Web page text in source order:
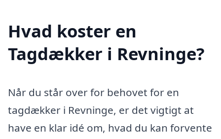
Hvad koster en
Tagdækker i Revninge?
Når du står over for behovet for en
tagdækker i Revninge, er det vigtigt at
have en klar idé om, hvad du kan forvente